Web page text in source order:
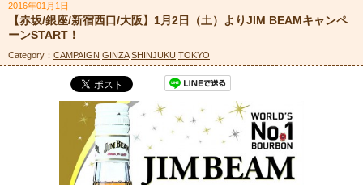
2016年01月1日
【赤坂/銀座/新宿西口/大阪】1月2日（土）よりJIM BEAMキャンペ
ーンSTART！
Category： CAMPAIGN GINZA SHINJUKU TOKYO